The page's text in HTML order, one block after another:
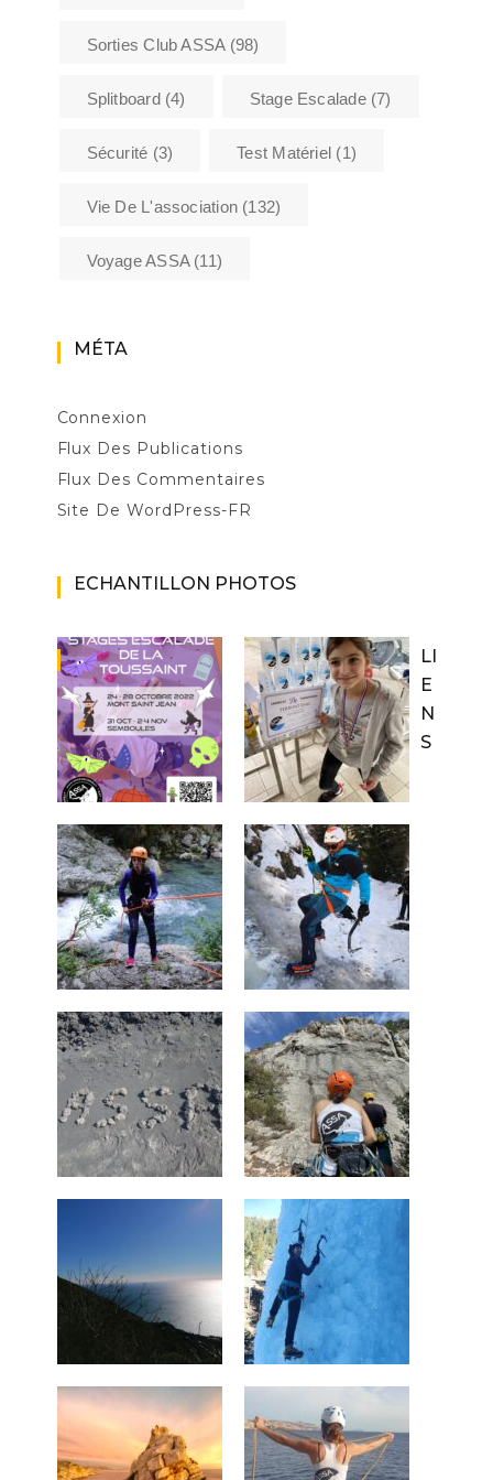
Sorties Club ASSA(98)
Splitboard(4) Stage Escalade(7)
Sécurité (3) Test Matériel (1)
Vie De L'association (132)
Voyage ASSA(11)
MÉTA
Connexion
Flux Des Publications
Flux Des Commentaires
Site De WordPress-FR
ECHANTILLON PHOTOS
LI
E
N
S